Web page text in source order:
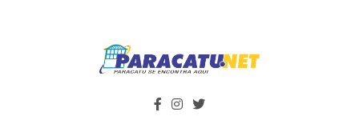
Paracatu.net –
além de tudo sobre esportes e